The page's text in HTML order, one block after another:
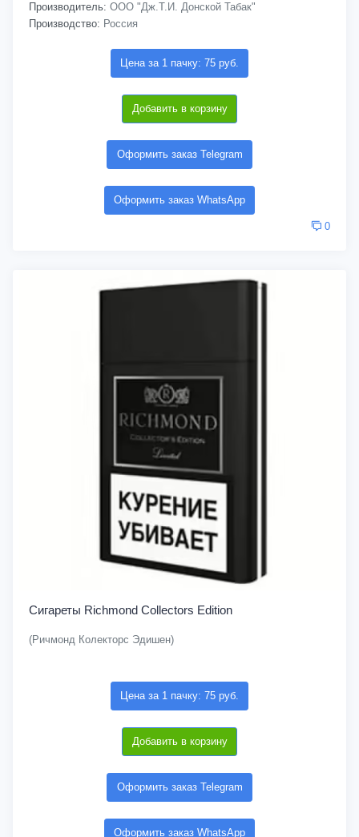
Производитель: ООО "Дж.Т.И. Донской Табак"
Производство: Россия
Цена за 1 пачку: 75 руб.
Добавить в корзину
Оформить заказ Telegram
Оформить заказ WhatsApp
0
Сигареты Richmond Collectors Edition
(Ричмонд Колекторс Эдишен)
Цена за 1 пачку: 75 руб.
Добавить в корзину
Оформить заказ Telegram
Оформить заказ WhatsApp